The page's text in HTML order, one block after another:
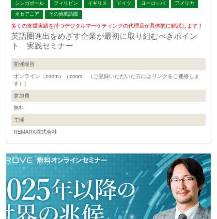
シンガポール フィリピン イギリス ドイツ ヨーロッパ
アメリカ
オセアニア
その他英語圏
多くの支援実績を持つデジタルマーケティングの代理店が具体的に解説します！
英語圏進出をめざす企業が最初に取り組むべきポイン
ト 実践セミナー
開催場所
オンライン（zoom）（zoom （ご登録いただいた方にはリンクをご連絡しま
す））
参加費
無料
主催
REMARK株式会社